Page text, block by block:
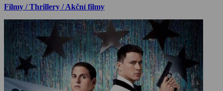
Filmy / Thrillery / Akční filmy